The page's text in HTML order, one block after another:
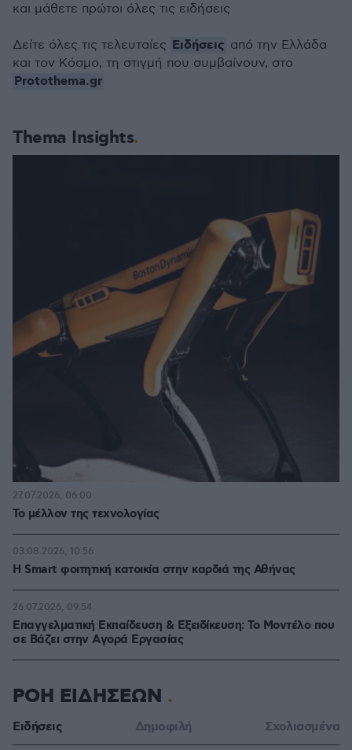
Thema Insights
Το μέλλον της τεχνολογίας
27.07.2026, 06:00
Η Smart φοιτητική κατοικία στην καρδιά της Αθήνας
03.08.2026, 10:56
Επαγγελματική Εκπαίδευση & Εξειδίκευση: Το Mοντέλο που
σε Bάζει στην Aγορά Eργασίας
26.07.2026, 09:54
και μάθετε πρώτοι όλες τις ειδήσεις
Δείτε όλες τις τελευταίες Ειδήσεις από την Ελλάδα
και τον Κόσμο, τη στιγμή που συμβαίνουν, στο
Protothema.gr
ΡΟΗ ΕΙΔΗΣΕΩΝ
Ειδήσεις Δημοφιλή Σχολιασμένα